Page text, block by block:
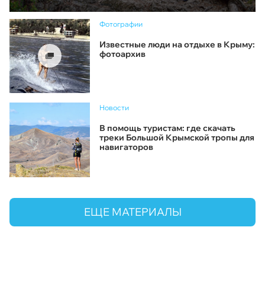
Фотографии
Известные люди на отдыхе в Крыму:
фотоархив
Новости
В помощь туристам: где скачать
треки Большой Крымской тропы для
навигаторов
ЕЩЕ МАТЕРИАЛЫ